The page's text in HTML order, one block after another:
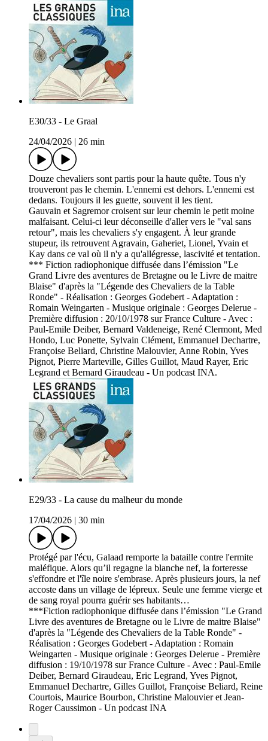
E30/33 - Le Graal
24/04/2026
26 min
Douze chevaliers sont partis pour la haute quête. Tous n'y
trouveront pas le chemin. L'ennemi est dehors. L'ennemi est
dedans. Toujours il les guette, souvent il les tient.
Gauvain et Sagremor croisent sur leur chemin le petit moine
malfaisant. Celui-ci leur déconseille d'aller vers le "val sans
retour", mais les chevaliers s'y engagent. À leur grande
stupeur, ils retrouvent Agravain, Gaheriet, Lionel, Yvain et
Kay dans ce val où il n'y a qu'allégresse, lascivité et tentation.
*** Fiction radiophonique diffusée dans l’émission "Le
Grand Livre des aventures de Bretagne ou le Livre de maitre
Blaise" d'après la "Légende des Chevaliers de la Table
Ronde" - Réalisation : Georges Godebert - Adaptation :
Romain Weingarten - Musique originale : Georges Delerue -
Première diffusion : 20/10/1978 sur France Culture - Avec :
Paul-Emile Deiber, Bernard Valdeneige, René Clermont, Med
Hondo, Luc Ponette, Sylvain Clément, Emmanuel Dechartre,
Françoise Beliard, Christine Malouvier, Anne Robin, Yves
Pignot, Pierre Marteville, Gilles Guillot, Maud Rayer, Eric
Legrand et Bernard Giraudeau - Un podcast INA.
E29/33 - La cause du malheur du monde
17/04/2026
30 min
Protégé par l'écu, Galaad remporte la bataille contre l'ermite
maléfique. Alors qu’il regagne la blanche nef, la forteresse
s'effondre et l'île noire s'embrase. Après plusieurs jours, la nef
accoste dans un village de lépreux. Seule une femme vierge et
de sang royal pourra guérir ses habitants…
***Fiction radiophonique diffusée dans l’émission "Le Grand
Livre des aventures de Bretagne ou le Livre de maitre Blaise"
d'après la "Légende des Chevaliers de la Table Ronde" -
Réalisation : Georges Godebert - Adaptation : Romain
Weingarten - Musique originale : Georges Delerue - Première
diffusion : 19/10/1978 sur France Culture - Avec : Paul-Emile
Deiber, Bernard Giraudeau, Eric Legrand, Yves Pignot,
Emmanuel Dechartre, Gilles Guillot, Françoise Beliard, Reine
Courtois, Maurice Bourbon, Christine Malouvier et Jean-
Roger Caussimon - Un podcast INA